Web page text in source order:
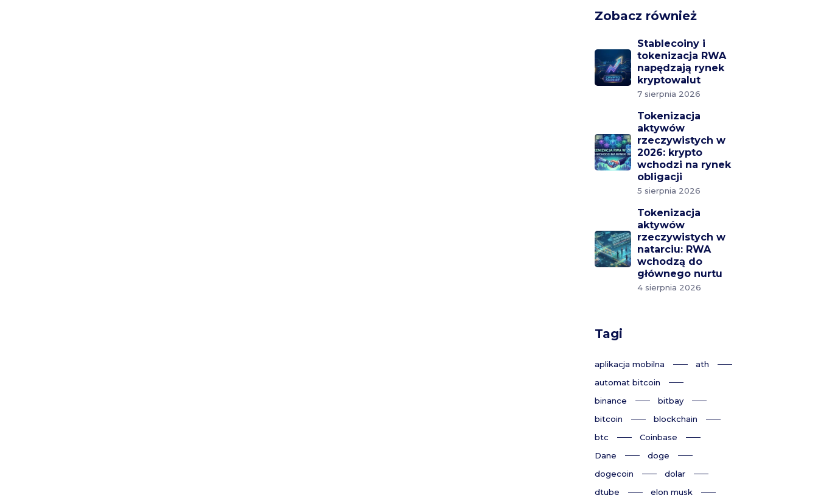
Zobacz również
Stablecoiny i
tokenizacja RWA
napędzają rynek
kryptowalut
7 sierpnia 2026
Tokenizacja
aktywów
rzeczywistych w
2026: krypto
wchodzi na rynek
obligacji
5 sierpnia 2026
Tokenizacja
aktywów
rzeczywistych w
natarciu: RWA
wchodzą do
głównego nurtu
4 sierpnia 2026
Tagi
aplikacja mobilna
ath
automat bitcoin
binance
bitbay
bitcoin
blockchain
btc
Coinbase
Dane
doge
dogecoin
dolar
dtube
elon musk